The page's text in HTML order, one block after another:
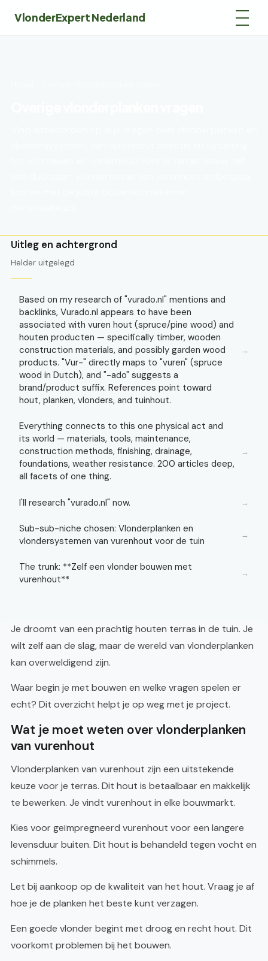
VlonderExpert Nederland
Uitleg en achtergrond
Helder uitgelegd
Based on my research of "vurado.nl" mentions and
backlinks, Vurado.nl appears to have been
associated with vuren hout (spruce/pine wood) and
houten producten — specifically timber, wooden
construction materials, and possibly garden wood
products. "Vur-" directly maps to "vuren" (spruce
wood in Dutch), and "-ado" suggests a
brand/product suffix. References point toward
hout, planken, vlonders, and tuinhout.
→
Everything connects to this one physical act and
its world — materials, tools, maintenance,
construction methods, finishing, drainage,
foundations, weather resistance. 200 articles deep,
all facets of one thing.
→
I'll research "vurado.nl" now. →
Sub-sub-niche chosen: Vlonderplanken en
vlondersystemen van vurenhout voor de tuin
→
The trunk: **Zelf een vlonder bouwen met
vurenhout**
→
Je droomt van een prachtig houten terras in de tuin. Je
wilt zelf aan de slag, maar de wereld van vlonderplanken
kan overweldigend zijn.
Waar begin je met bouwen en welke vragen spelen er
echt? Dit overzicht helpt je op weg met je project.
Wat je moet weten over vlonderplanken
van vurenhout
Vlonderplanken van vurenhout zijn een uitstekende
keuze voor je terras. Dit hout is betaalbaar en makkelijk
te bewerken. Je vindt vurenhout in elke bouwmarkt.
Kies voor geïmpregneerd vurenhout voor een langere
levensduur buiten. Dit hout is behandeld tegen vocht en
schimmels.
Let bij aankoop op de kwaliteit van het hout. Vraag je af
hoe je de planken het beste kunt verzagen.
Een goede vlonder begint met droog en recht hout. Dit
voorkomt problemen bij het bouwen.